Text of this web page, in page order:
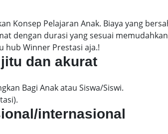
Konsep Pelajaran Anak. Biaya yang
dengan durasi yang sesuai
hub Winner Prestasi aja.!
dan akurat
Bagi Anak atau Siswa/Siswi.
internasional